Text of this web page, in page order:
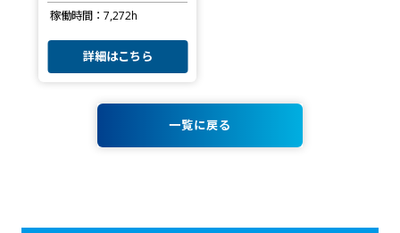
稼働時間
7,272h
詳細はこちら
一覧に戻る